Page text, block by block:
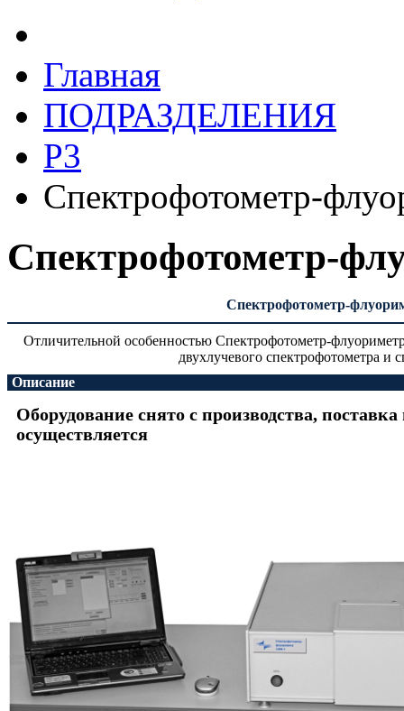
Главная
ПОДРАЗДЕЛЕНИЯ
Р3
Спектрофотометр-
Спектрофотометр-
Спектрофотометр-
Отличительной особенностью Спектрофотометр-
двухлучевого спектрофотометра и
Описание
Оборудование снято с производства, поставка
осуществляется